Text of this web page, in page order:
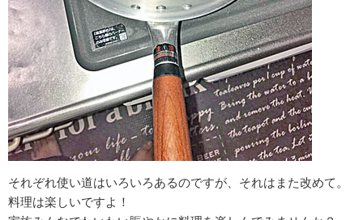
それぞれ使い道はいろいろあるのですが、それはまた改めて。
料理は楽しいですよ！